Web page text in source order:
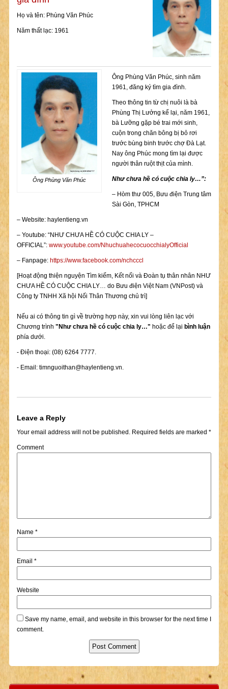
Họ và tên: Phùng Văn Phúc
Năm thất lạc: 1961
Ông Phùng Văn Phúc
Ông Phùng Văn Phúc, sinh năm
1961, đăng ký tìm gia đình.
Theo thông tin từ chị nuôi là bà
Phùng Thị Lưởng kể lại, năm 1961,
bà Lưỡng gặp bé trai mới sinh,
cuộn trong chăn bông bị bỏ rơi
trước bùng binh trước chợ Đà Lạt.
Nay ông Phúc mong tìm lại được
người thân ruột thịt của mình.
Như chưa hề có cuộc chia ly…”:
– Hòm thư 005, Bưu điện Trung tâm
Sài Gòn, TPHCM
– Website: haylentieng.vn
– Youtube: “NHƯ CHƯA HỀ CÓ CUỘC CHIA LY –
OFFICIAL”: www.youtube.com/NhuchuahecocuocchialyOfficial
– Fanpage: https://www.facebook.com/nchcccl
[Hoạt động thiện nguyện Tìm kiếm, Kết nối và Đoàn tụ thân nhân NHƯ
CHƯA HỀ CÓ CUỘC CHIA LY… do Bưu điện Việt Nam (VNPost) và
Công ty TNHH Xã hội Nối Thân Thương chủ trì]
Nếu ai có thông tin gì về trường hợp này, xin vui lòng liên lạc với
Chương trình "Như chưa hề có cuộc chia ly…" hoặc để lại bình luận
phía dưới.
- Điện thoại: (08) 6264 7777.
- Email: timnguoithan@haylentieng.vn.
Leave a Reply
Your email address will not be published.Required fields are marked *
Comment
Name *
Email *
Website
Save my name, email, and website in this browser for the next time I
comment.